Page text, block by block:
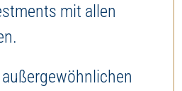
mit allen